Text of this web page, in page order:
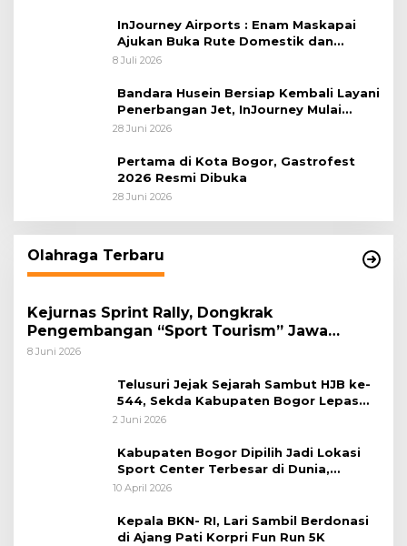
InJourney Airports : Enam Maskapai
Ajukan Buka Rute Domestik dan
Internasional dari Bandara Husein
8 Juli 2026
Bandara Husein Bersiap Kembali Layani
Penerbangan Jet, InJourney Mulai
Tahap Optimalisasi
28 Juni 2026
Pertama di Kota Bogor, Gastrofest
2026 Resmi Dibuka
28 Juni 2026
Olahraga Terbaru
Kejurnas Sprint Rally, Dongkrak
Pengembangan “Sport Tourism” Jawa
Tengah
8 Juni 2026
Telusuri Jejak Sejarah Sambut HJB ke-
544, Sekda Kabupaten Bogor Lepas
Gowes Napak Tilas Bogor
2 Juni 2026
Kabupaten Bogor Dipilih Jadi Lokasi
Sport Center Terbesar di Dunia,
Peluang Tingkatkan Pertumbuhan
10 April 2026
Kepala BKN- RI, Lari Sambil Berdonasi
di Ajang Pati Korpri Fun Run 5K